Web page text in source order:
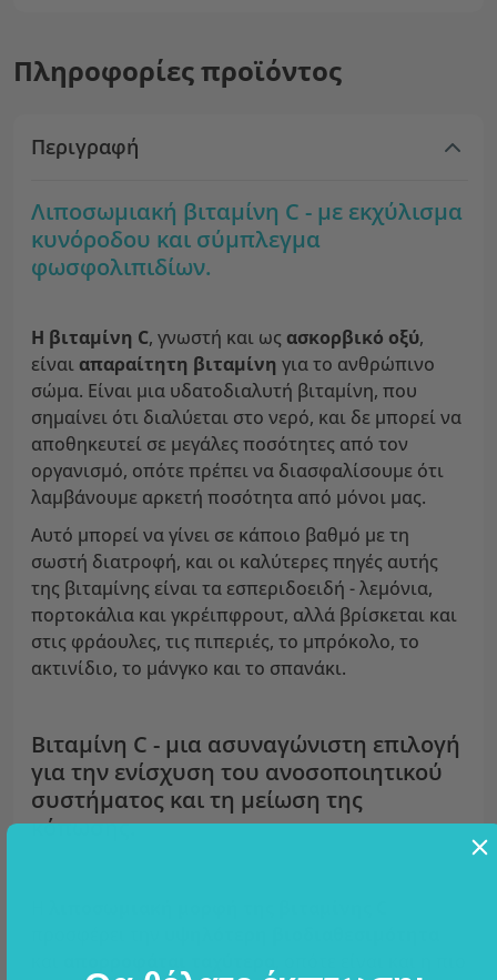
Πληροφορίες προϊόντος
Περιγραφή
Λιποσωμιακή βιταμίνη C - με εκχύλισμα
κυνόροδου και σύμπλεγμα
φωσφολιπιδίων.
Η βιταμίνη C, γνωστή και ως ασκορβικό οξύ,
είναι απαραίτητη βιταμίνη για το ανθρώπινο
σώμα. Είναι μια υδατοδιαλυτή βιταμίνη, που
σημαίνει ότι διαλύεται στο νερό, και δε μπορεί να
αποθηκευτεί σε μεγάλες ποσότητες από τον
οργανισμό, οπότε πρέπει να διασφαλίσουμε ότι
λαμβάνουμε αρκετή ποσότητα από μόνοι μας.
Αυτό μπορεί να γίνει σε κάποιο βαθμό με τη
σωστή διατροφή, και οι καλύτερες πηγές αυτής
της βιταμίνης είναι τα εσπεριδοειδή - λεμόνια,
πορτοκάλια και γκρέιπφρουτ, αλλά βρίσκεται και
στις φράουλες, τις πιπεριές, το μπρόκολο, το
ακτινίδιο, το μάνγκο και το σπανάκι.
Βιταμίνη C - μια ασυναγώνιστη επιλογή
για την ενίσχυση του ανοσοποιητικού
συστήματος και τη μείωση της
κόπωσης.